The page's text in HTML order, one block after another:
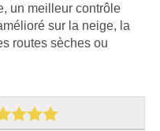
un meilleur contrôle
sur la neige, la
routes sèches ou